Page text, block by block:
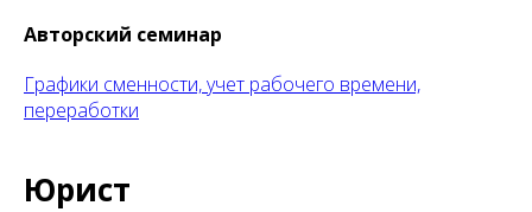
Авторский семинар
Графики сменности, учет рабочего времени,
переработки
Юрист